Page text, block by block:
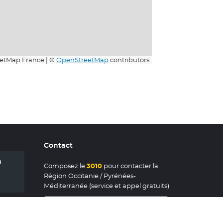
France | ©OpenStreetMap contributors
Contact
Composez le3010pour contacter la
Région Occitanie / Pyrénées-
Méditerranée (service et appel gratuits)